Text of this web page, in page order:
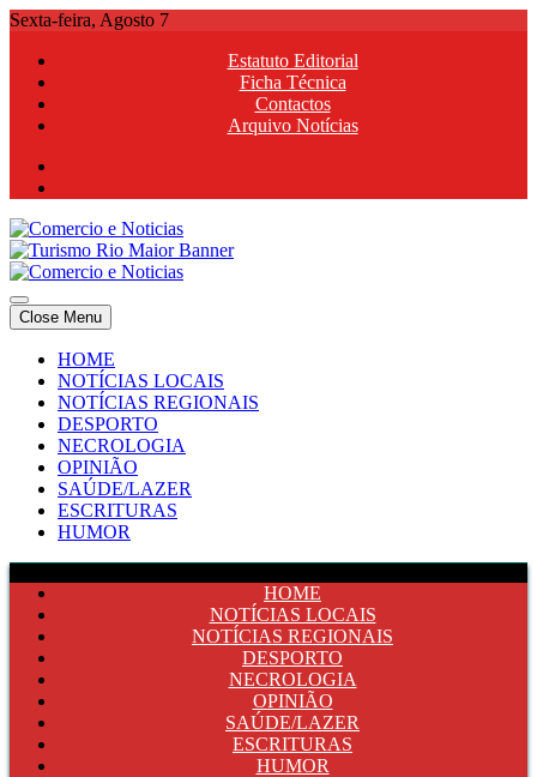
Skip
content
Sexta-feira, Agosto 7
Estatuto Editorial
Ficha Técnica
Contactos
Arquivo Notícias
Comercio e Noticias
Notícias e Publicidade Online
Comercio e Noticias
Notícias e Publicidade Online
Close Menu
HOME
NOTÍCIAS LOCAIS
NOTÍCIAS REGIONAIS
DESPORTO
NECROLOGIA
OPINIÃO
SAÚDE/LAZER
ESCRITURAS
HUMOR
HOME
NOTÍCIAS LOCAIS
NOTÍCIAS REGIONAIS
DESPORTO
NECROLOGIA
OPINIÃO
SAÚDE/LAZER
ESCRITURAS
HUMOR